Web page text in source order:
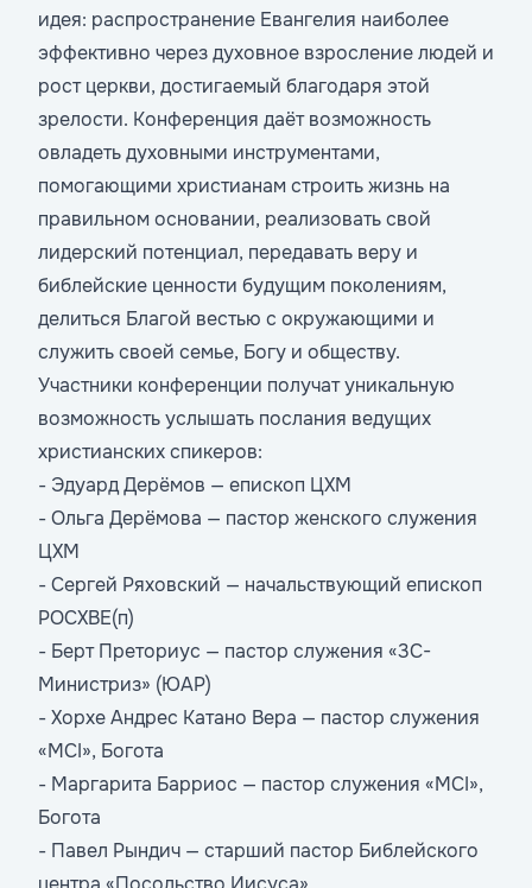
идея: распространение Евангелия наиболее
эффективно через духовное взросление людей и
рост церкви, достигаемый благодаря этой
зрелости. Конференция даёт возможность
овладеть духовными инструментами,
помогающими христианам строить жизнь на
правильном основании, реализовать свой
лидерский потенциал, передавать веру и
библейские ценности будущим поколениям,
делиться Благой вестью с окружающими и
служить своей семье, Богу и обществу.
Участники конференции получат уникальную
возможность услышать послания ведущих
христианских спикеров:
- Эдуард Дерёмов — епископ ЦХМ
- Ольга Дерёмова — пастор женского служения
ЦХМ
- Сергей Ряховский — начальствующий епископ
РОСХВЕ(п)
- Берт Преториус — пастор служения «3С-
Министриз» (ЮАР)
- Хорхе Андрес Катано Вера — пастор служения
«MCI», Богота
- Маргарита Барриос — пастор служения «MCI»,
Богота
- Павел Рындич — старший пастор Библейского